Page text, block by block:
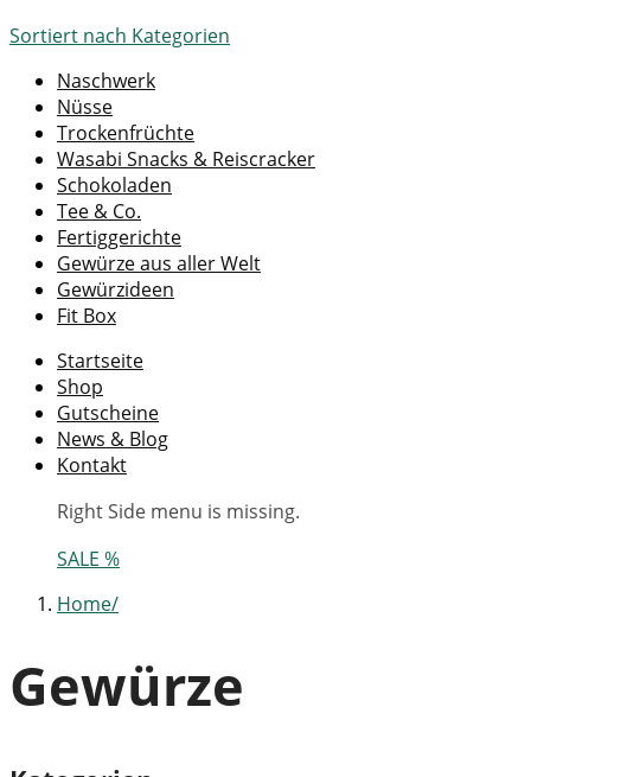
Sortiert nach Kategorien
Naschwerk
Nüsse
Trockenfrüchte
Wasabi Snacks & Reiscracker
Schokoladen
Tee & Co.
Fertiggerichte
Gewürze aus aller Welt
Gewürzideen
Fit Box
Startseite
Shop
Gutscheine
News & Blog
Kontakt
Right Side menu is missing.
SALE %
Home
Gewürze